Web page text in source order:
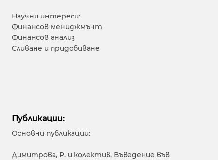
Научни интереси:
Финансов мениджмънт
Финансов анализ
Сливане и придобиване
Публикации:
Основни публикации:
Димитрова, Р. и колектив, Въведение във